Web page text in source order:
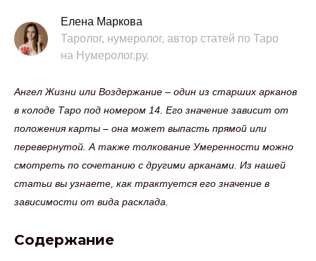
Елена Маркова
Таролог, нумеролог, автор статей по Таро
на Нумеролог.ру.
Ангел Жизни или Воздержание – один из старших арканов
в колоде Таро под номером 14. Его значение зависит от
положения карты – она может выпасть прямой или
перевернутой. А также толкование Умеренности можно
смотреть по сочетанию с другими арканами. Из нашей
статьи вы узнаете, как трактуется его значение в
зависимости от вида расклада.
Содержание